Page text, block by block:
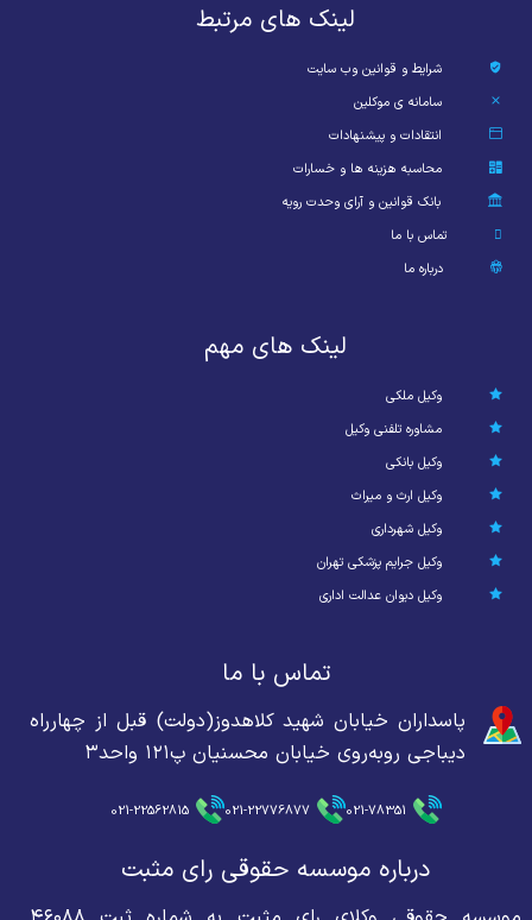
لینک های مرتبط
شرایط و قوانین وب سایت
سامانه ی موکلین
انتقادات و پیشنهادات
محاسبه هزینه ها و خسارات
بانک قوانین و آرای وحدت رویه
تماس با ما
درباره ما
لینک های مهم
وکیل ملکی
مشاوره تلفنی وکیل
وکیل بانکی
وکیل ارث و میراث
وکیل شهرداری
وکیل جرایم پزشکی تهران
وکیل دیوان عدالت اداری
تماس با ما
پاسداران خیابان شهید کلاهدوز(دولت) قبل از چهارراه
دیباجی روبه‌روی خیابان محسنیان پ۱۲۱ واحد۳
021-78351
021-22776877
021-22562815
درباره موسسه حقوقی رای مثبت